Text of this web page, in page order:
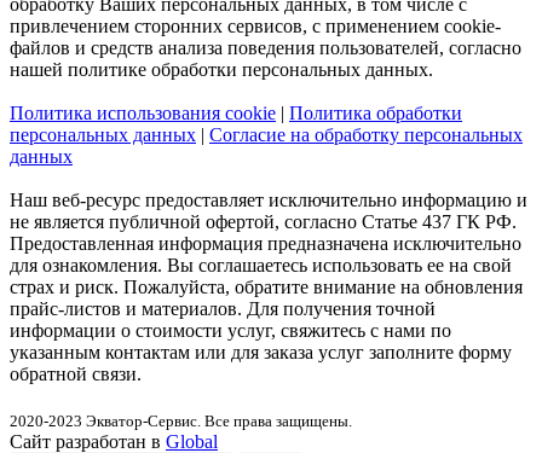
обработку Ваших персональных данных, в том числе с
привлечением сторонних сервисов, с применением cookie-
файлов и средств анализа поведения пользователей, согласно
нашей политике обработки персональных данных.
Политика использования cookie | Политика обработки
персональных данных | Согласие на обработку персональных
данных
Наш веб-ресурс предоставляет исключительно информацию и
не является публичной офертой, согласно Статье 437 ГК РФ.
Предоставленная информация предназначена исключительно
для ознакомления. Вы соглашаетесь использовать ее на свой
страх и риск. Пожалуйста, обратите внимание на обновления
прайс-листов и материалов. Для получения точной
информации о стоимости услуг, свяжитесь с нами по
указанным контактам или для заказа услуг заполните форму
обратной связи.
2020-2023 Экватор-Сервис. Все права защищены.
Сайт разработан в Global